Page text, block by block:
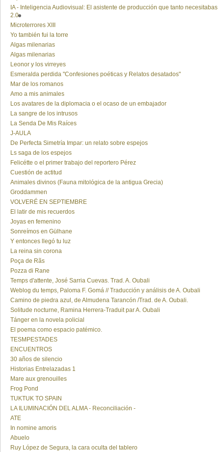
IA - Inteligencia Audiovisual: El asistente de producción que tanto necesitabas
2.0
Microterrores XIII
Yo también fui la torre
Algas milenarias
Algas milenarias
Leonor y los virreyes
Esmeralda perdida "Confesiones poéticas y Relatos desatados"
Mar de los romanos
Amo a mis animales
Los avatares de la diplomacia o el ocaso de un embajador
La sangre de los intrusos
La Senda De Mis Raíces
J-AULA
De Perfecta Simetría Impar: un relato sobre espejos
Ls saga de los espejos
Felicétte o el primer trabajo del reportero Pérez
Cuestión de actitud
Animales divinos (Fauna mitológica de la antigua Grecia)
Groddammen
VOLVERÉ EN SEPTIEMBRE
El latir de mis recuerdos
Joyas en femenino
Sonreímos en Gülhane
Y entonces llegó tu luz
La reina sin corona
Poça de Rãs
Pozza di Rane
Temps d'attente, José Sarria Cuevas. Trad. A. Oubali
Weblog du temps, Paloma F. Gomá // Traducción y análisis de A. Oubali
Camino de piedra azul, de Almudena Tarancón /Trad. de A. Oubali.
Solitude nocturne, Ramina Herrera-Traduit par A. Oubali
Tánger en la novela policial
El poema como espacio patémico.
TESMPESTADES
ENCUENTROS
30 años de silencio
Historias Entrelazadas 1
Mare aux grenouilles
Frog Pond
TUKTUK TO SPAIN
LA ILUMINACIÓN DEL ALMA - Reconciliación -
ATE
In nomine amoris
Abuelo
Ruy López de Segura, la cara oculta del tablero